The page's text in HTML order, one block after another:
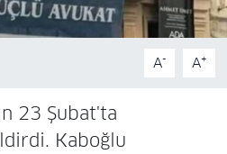
A- A+
23 Şubat'ta
Kaboğlu